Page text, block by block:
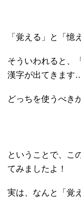
「覚える」と「憶
そういわれると、
漢字が出てきます…
どっちを使うべき
ということで、こ
てみましたよ！
実は、なんと「覚